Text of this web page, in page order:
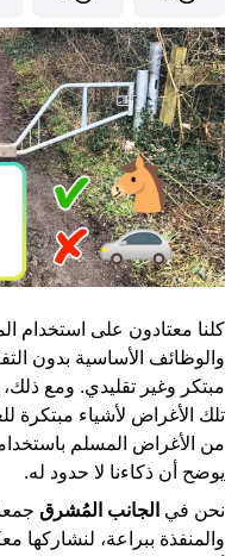
كلنا معتادون على استخدام
والوظائف الأساسية بدون
مبتكر وغير تقليدي. ومع
تلك الأغراض لأشياء مبتكرة
من الأغراض المسلم
يوضح أن ذكاءنا لا حدود له.
نحن في الجانب المُشرق
والمنفذة ببراعة، لنشاركها